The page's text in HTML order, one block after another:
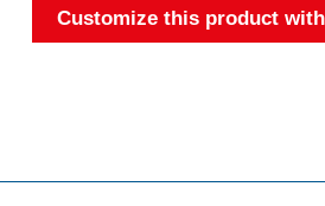
Customize this product